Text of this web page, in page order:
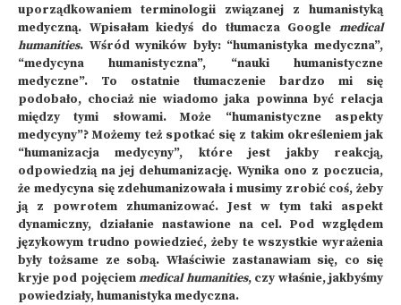
uporządkowaniem terminologii związanej z humanistyką
medyczną. Wpisałam kiedyś do tłumacza Google medical
humanities. Wśród wyników były: “humanistyka medyczna”,
“medycyna humanistyczna”, “nauki humanistyczne
medyczne”. To ostatnie tłumaczenie bardzo mi się
podobało, chociaż nie wiadomo jaka powinna być relacja
między tymi słowami. Może “humanistyczne aspekty
medycyny”? Możemy też spotkać się z takim określeniem jak
“humanizacja medycyny”, które jest jakby reakcją,
odpowiedzią na jej dehumanizację. Wynika ono z poczucia,
że medycyna się zdehumanizowała i musimy zrobić coś, żeby
ją z powrotem zhumanizować. Jest w tym taki aspekt
dynamiczny, działanie nastawione na cel. Pod względem
językowym trudno powiedzieć, żeby te wszystkie wyrażenia
były tożsame ze sobą. Właściwie zastanawiam się, co się
kryje pod pojęciemmedical humanities, czy właśnie, jakbyśmy
powiedziały, humanistyka medyczna.